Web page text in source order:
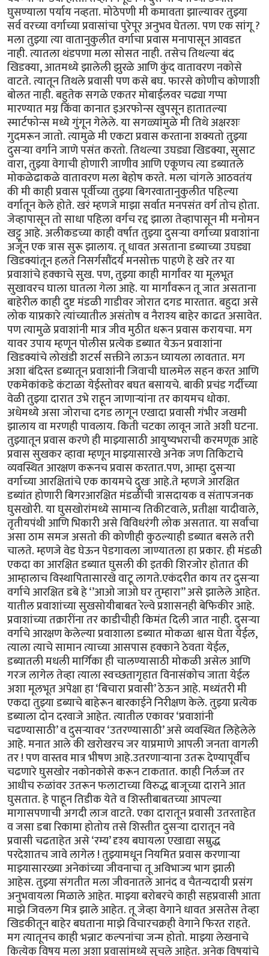
घुसण्याला पर्याय नव्हता. मोठेपणी मी कमावता झाल्यावर तुझ्या
सर्व वरच्या वर्गाच्या प्रवासांचा पुरेपूर अनुभव घेतला. पण एक सांगू ?
मला तुझ्या त्या वातानुकुलीत वर्गाचा प्रवास मनापासून आवडत
नाही. त्यातला थंडपणा मला सोसत नाही. तसेच तिथल्या बंद
खिडक्या, आतमध्ये झालेली झुरळे आणि कुंद वातावरण नकोसे
वाटते. त्यातून तिथले प्रवासी पण कसे बघ. फारसे कोणीच कोणाशी
बोलत नाही. बहुतेक सगळे एकतर मोबाईलवर चढ्या गप्पा
मारण्यात मग्न किंवा कानात इअरफोन्स खुपसून हातातल्या
स्मार्टफोन्स मध्ये गुंगून गेलेले. या सगळ्यांमुळे मी तिथे अक्षरशः
गुदमरून जातो. त्यामुळे मी एकटा प्रवास करताना शक्यतो तुझ्या
दुसऱ्या वर्गाने जाणे पसंत करतो. तिथल्या उघड्या खिडक्या, सुसाट
वारा, तुझ्या वेगाची होणारी जाणीव आणि एकूणच त्या डब्यातले
मोकळेढाकळे वातावरण मला बेहोष करते. मला चांगले आठवतंय
की मी काही प्रवास पूर्वीच्या तुझ्या बिगरवातानुकुलीत पहिल्या
वर्गातून केले होते. खरं म्हणजे माझा सर्वात मनपसंत वर्ग तोच होता.
जेव्हापासून तो साधा पहिला वर्गच रद्द झाला तेव्हापासून मी मनोमन
खट्टू आहे. अलीकडच्या काही वर्षात तुझ्या दुसऱ्या वर्गाच्या प्रवाशांना
अजून एक त्रास सुरू झालाय. तू धावत असताना डब्याच्या उघड्या
खिडक्यांतून हलते निसर्गसौंदर्य मनसोक्त पाहणे हे खरे तर या
प्रवाशांचे हक्काचे सुख. पण, तुझ्या काही मार्गांवर या मूलभूत
सुखावरच घाला घातला गेला आहे. या मार्गांवरून तू जात असताना
बाहेरील काही दुष्ट मंडळी गाडीवर जोरात दगड मारतात. बहुदा असे
लोक याप्रकारे त्यांच्यातील असंतोष व नैराश्य बाहेर काढत असावेत.
पण त्यामुळे प्रवाशांनी मात्र जीव मुठीत धरून प्रवास करायचा. मग
यावर उपाय म्हणून पोलीस प्रत्येक डब्यात येऊन प्रवाशांना
खिडक्यांचे लोखंडी शटर्स सक्तीने लाऊन घ्यायला लावतात. मग
अशा बंदिस्त डब्यातून प्रवाशांनी जिवाची घालमेल सहन करत आणि
एकमेकांकडे कंटाळा येईस्तोवर बघत बसायचे. बाकी प्रचंड गर्दीच्या
वेळी तुझ्या दारात उभे राहून जाणाऱ्यांना तर कायमच धोका.
अधेमध्ये असा जोराचा दगड लागून एखादा प्रवासी गंभीर जखमी
झालाय वा मरणही पावलाय. किती चटका लावून जाते अशी घटना.
तुझ्यातून प्रवास करणे ही माझ्यासाठी आयुष्यभराची करमणूक आहे
प्रवास सुखकर व्हावा म्हणून माझ्यासारखे अनेक जण तिकिटाचे
व्यवस्थित आरक्षण करूनच प्रवास करतात.पण, आम्हा दुसऱ्या
वर्गाच्या आरक्षितांचे एक कायमचे दुखः आहे.ते म्हणजे आरक्षित
डब्यांत होणारी बिगरआरक्षित मंडळींची त्रासदायक व संतापजनक
घुसखोरी. या घुसखोरांमध्ये सामान्य तिकीटवाले, प्रतीक्षा यादीवाले,
तृतीयपंथी आणि भिकारी असे विविधरंगी लोक असतात. या सर्वांचा
असा ठाम समज असतो की कोणीही कुठल्याही डब्यात बसले तरी
चालते. म्हणजे वेड घेऊन पेडगावला जाण्यातला हा प्रकार. ही मंडळी
एकदा का आरक्षित डब्यात घुसली की इतकी शिरजोर होतात की
आम्हालाच विस्थापितासारखे वाटू लागते.एकंदरीत काय तर दुसऱ्या
वर्गाचे आरक्षित डबे हे ‘’आओ जाओ घर तुम्हारा’’ असे झालेले आहेत.
यातील प्रवाशांच्या सुखसोयीबाबत रेल्वे प्रशासनही बेफिकीर आहे.
प्रवाशांच्या तक्रारींना तर काडीचीही किमंत दिली जात नाही. दुसऱ्या
वर्गाचे आरक्षण केलेल्या प्रवाशाला डब्यात मोकळा श्वास घेता येईल,
त्याला त्याचे सामान त्याच्या आसपास हक्काने ठेवता येईल,
डब्यातली मधली मार्गिका ही चालण्यासाठी मोकळी असेल आणि
गरज लागेल तेव्हा त्याला स्वच्छतागृहात विनासंकोच जाता येईल
अशा मूलभूत अपेक्षा हा ‘बिचारा प्रवासी’ ठेऊन आहे. मध्यंतरी मी
एकदा तुझ्या डब्याचे बाहेरून बारकाईने निरीक्षण केले. तुझ्या प्रत्येक
डब्याला दोन दरवाजे आहेत. त्यातील एकावर ‘प्रवाशांनी
चढण्यासाठी’ व दुसऱ्यावर ‘उतरण्यासाठी’ असे व्यवस्थित लिहेलेले
आहे. मनात आले की खरोखरच जर याप्रमाणे आपली जनता वागली
तर ! पण वास्तव मात्र भीषण आहे.उतरणाऱ्याना उतरू देण्यापूर्वीच
चढणारे घुसखोर नकोनकोसे करून टाकतात. काही निर्लज्ज तर
आधीच रुळांवर उतरून फलाटाच्या विरुद्ध बाजूच्या दाराने आत
घुसतात. हे पाहून तिडीक येते व शिस्तीबाबतच्या आपल्या
मागासपणाची अगदी लाज वाटते. एका दारातून प्रवासी उतरताहेत
व जसा डबा रिकामा होतोय तसे शिस्तीत दुसऱ्या दारातून नवे
प्रवासी चढताहेत असे ‘रम्य’ दृश्य बघायला एखाद्या सम्रुद्ध
परदेशातच जावे लागेल ! तुझ्यामधून नियमित प्रवास करणाऱ्या
माझ्यासारख्या अनेकांच्या जीवनाचा तू अविभाज्य भाग झाली
आहेस. तुझ्या संगतीत मला जीवनातले आनंद व चैतन्यदायी प्रसंग
अनुभवायला मिळाले आहेत. माझ्या बरोबरचे काही सहप्रवासी आता
माझे जिवलग मित्र झाले आहेत. तू जेव्हा वेगाने धावत असतेस तेव्हा
खिडकीतून बाहेर बघताना माझे विचारचक्रही वेगाने फिरत राहते.
मग त्यातूनच काही भन्नाट कल्पनांचा जन्म होतो. माझ्या लेखनाचे
कित्येक विषय मला अशा प्रवासांमध्ये सुचले आहेत. अनेक विषयांचे